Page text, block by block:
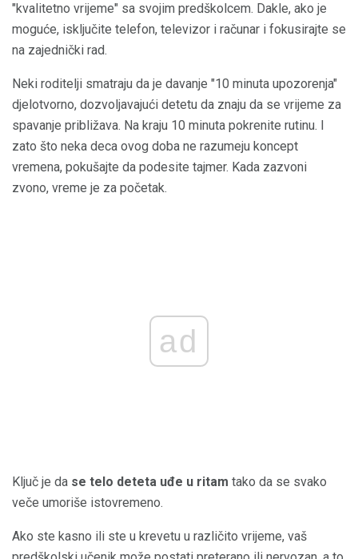
"kvalitetno vrijeme" sa svojim predškolcem. Dakle, ako je
moguće, isključite telefon, televizor i računar i fokusirajte se
na zajednički rad.
Neki roditelji smatraju da je davanje "10 minuta upozorenja"
djelotvorno, dozvoljavajući detetu da znaju da se vrijeme za
spavanje približava. Na kraju 10 minuta pokrenite rutinu. I
zato što neka deca ovog doba ne razumeju koncept
vremena, pokušajte da podesite tajmer. Kada zazvoni
zvono, vreme je za početak.
ad
Ključ je da se telo deteta uđe u ritam tako da se svako
veče umoriše istovremeno.
Ako ste kasno ili ste u krevetu u različito vrijeme, vaš